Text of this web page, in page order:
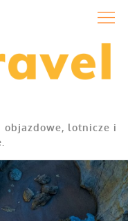
objazdowe, lotnicze i